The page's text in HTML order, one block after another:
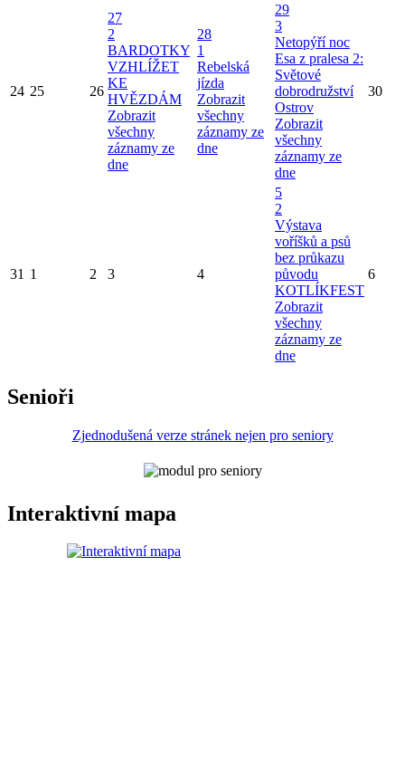
24 25 26
27
2
BARDOTKY
VZHLÍŽET
KE
HVĚZDÁM
Zobrazit
všechny
záznamy ze
dne
28
1
Rebelská
jízda
Zobrazit
všechny
záznamy ze
dne
29
3
Netopýří noc
Esa z pralesa 2:
Světové
dobrodružství
Ostrov
Zobrazit
všechny
záznamy ze
dne
30
31 1 2 3 4
5
2
Výstava
voříšků a psů
bez průkazu
původu
KOTLÍKFEST
Zobrazit
všechny
záznamy ze
dne
6
Senioři
Zjednodušená verze stránek nejen pro seniory
Interaktivní mapa